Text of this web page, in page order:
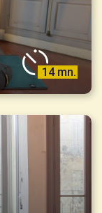
14 mn.